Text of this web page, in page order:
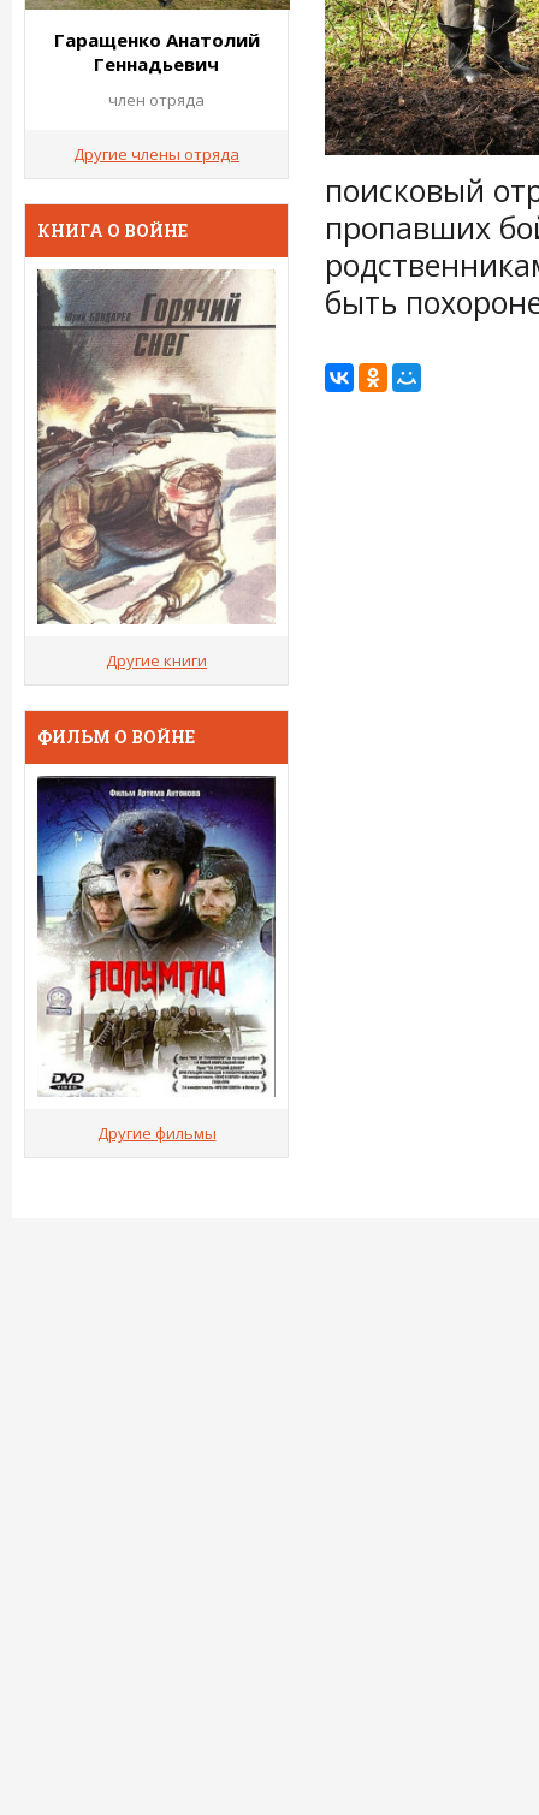
поисковый
пропавших
быть
Гаращенко Анатолий
Геннадьевич
член отряда
Другие члены отряда
КНИГА О ВОЙНЕ
Другие книги
ФИЛЬМ О ВОЙНЕ
Другие фильмы